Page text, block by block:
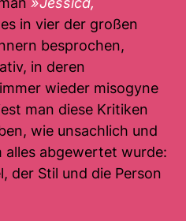
in vier der großen
besprochen,
in deren
wieder misogyne
man diese Kritiken
wie unsachlich und
abgewertet wurde:
der Stil und die Person